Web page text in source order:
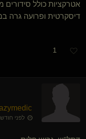
אטרקציות כולל סידורים
דיסקרטית ופרועה גרה
1
לפני חודשיים • 8